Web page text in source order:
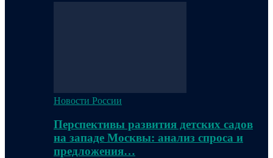
Новости России
Перспективы развития детских садов
на западе Москвы: анализ спроса и
предложения…